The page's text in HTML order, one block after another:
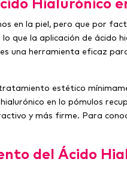
en la piel, pero que por
que la aplicación de ácido
una herramienta eficaz
estético
en lo pómulos
y más firme. Para
del Ácido